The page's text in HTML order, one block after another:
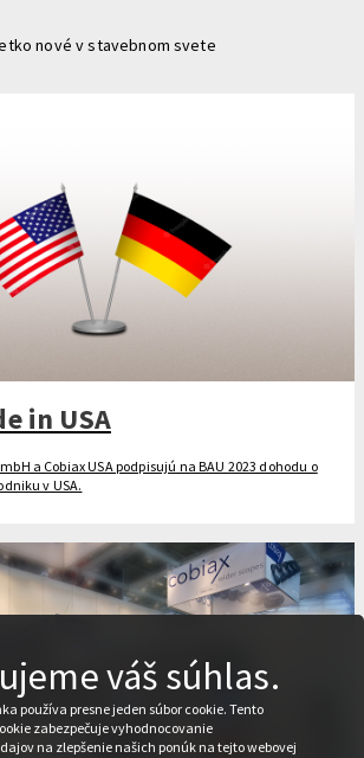
nové v stavebnom svete
in USA
a Cobiax USA podpisujú na BAU 2023 dohodu o
v USA.
váš súhlas.
používa presne jeden súbor cookie. Tento
zabezpečuje vyhodnocovanie
na zlepšenie našich ponúk na tejto webovej